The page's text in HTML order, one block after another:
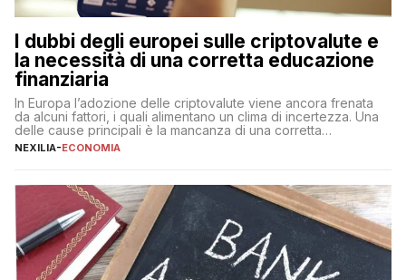
I dubbi degli europei sulle criptovalute e
la necessità di una corretta educazione
finanziaria
In Europa l’adozione delle criptovalute viene ancora frenata
da alcuni fattori, i quali alimentano un clima di incertezza. Una
delle cause principali è la mancanza di una corretta
educazione finanziaria, che impedisce ad una larga parte della
sulle criptovalute: […]
NEXILIA-ECONOMIA